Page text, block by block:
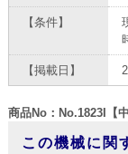
【条件】
【掲載日】
商品No：No.1823I【
この機械に関